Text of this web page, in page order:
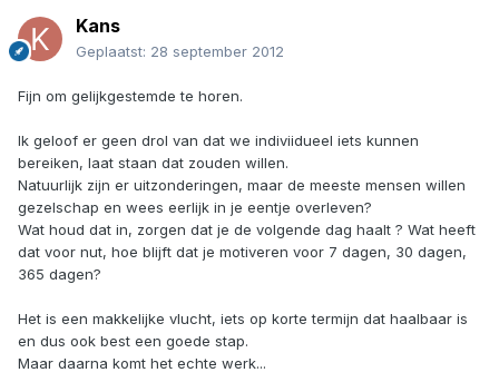
Kans
Geplaatst: 28 september 2012
Fijn om gelijkgestemde te horen.
Ik geloof er geen drol van dat we indiviidueel iets kunnen
bereiken, laat staan dat zouden willen.
Natuurlijk zijn er uitzonderingen, maar de meeste mensen willen
gezelschap en wees eerlijk in je eentje overleven?
Wat houd dat in, zorgen dat je de volgende dag haalt ? Wat heeft
dat voor nut, hoe blijft dat je motiveren voor 7 dagen, 30 dagen,
365 dagen?
Het is een makkelijke vlucht, iets op korte termijn dat haalbaar is
en dus ook best een goede stap.
Maar daarna komt het echte werk...